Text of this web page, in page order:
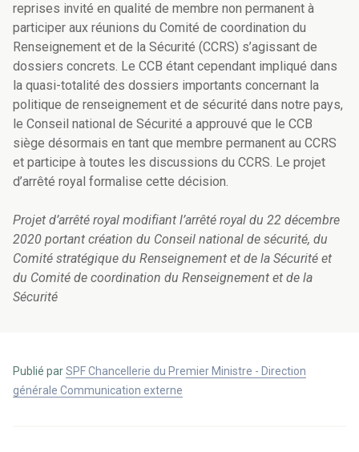
reprises invité en qualité de membre non permanent à
participer aux réunions du Comité de coordination du
Renseignement et de la Sécurité (CCRS) s’agissant de
dossiers concrets. Le CCB étant cependant impliqué dans
la quasi-totalité des dossiers importants concernant la
politique de renseignement et de sécurité dans notre pays,
le Conseil national de Sécurité a approuvé que le CCB
siège désormais en tant que membre permanent au CCRS
et participe à toutes les discussions du CCRS. Le projet
d’arrêté royal formalise cette décision.
Projet d’arrêté royal modifiant l’arrêté royal du 22 décembre
2020 portant création du Conseil national de sécurité, du
Comité stratégique du Renseignement et de la Sécurité et
du Comité de coordination du Renseignement et de la
Sécurité
Publié parSPF Chancellerie du Premier Ministre - Direction
générale Communication externe